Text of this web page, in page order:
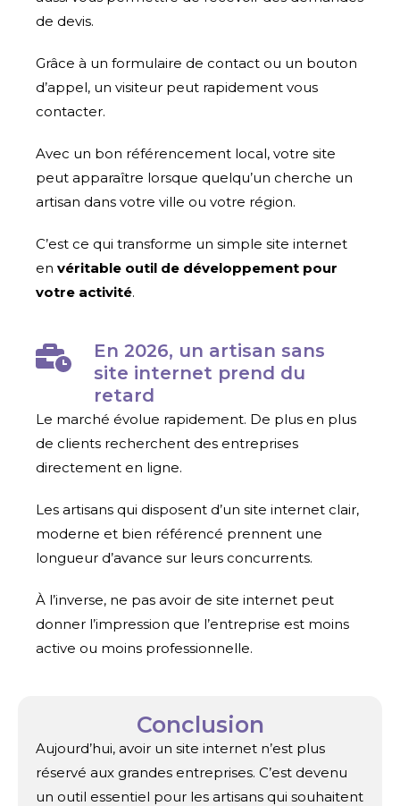
de devis.
Grâce à un formulaire de contact ou un bouton
d’appel, un visiteur peut rapidement vous
contacter.
Avec un bon référencement local, votre site
peut apparaître lorsque quelqu’un cherche un
artisan dans votre ville ou votre région.
C’est ce qui transforme un simple site internet
en véritable outil de développement pour
votre activité.
En 2026, un artisan sans
site internet prend du
retard
Le marché évolue rapidement. De plus en plus
de clients recherchent des entreprises
directement en ligne.
Les artisans qui disposent d’un site internet clair,
moderne et bien référencé prennent une
longueur d’avance sur leurs concurrents.
À l’inverse, ne pas avoir de site internet peut
donner l’impression que l’entreprise est moins
active ou moins professionnelle.
Conclusion
Aujourd’hui, avoir un site internet n’est plus
réservé aux grandes entreprises. C’est devenu
un outil essentiel pour les artisans qui souhaitent